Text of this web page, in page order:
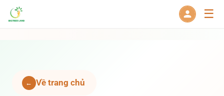
☰
← Về trang chủ